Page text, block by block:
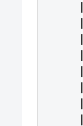
┃　少
┃　大
┃　少
┃　医
┃　